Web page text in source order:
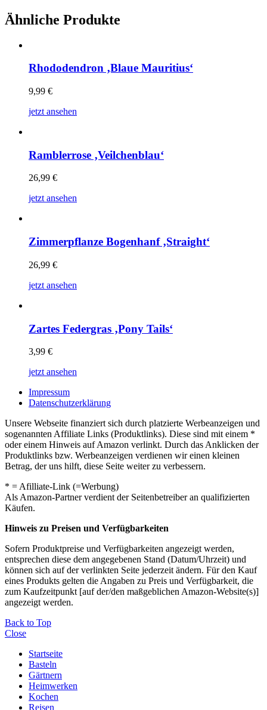
Ähnliche Produkte
Rhododendron ‚Blaue Mauritius‘
9,99 €
jetzt ansehen
Ramblerrose ‚Veilchenblau‘
26,99 €
jetzt ansehen
Zimmerpflanze Bogenhanf ‚Straight‘
26,99 €
jetzt ansehen
Zartes Federgras ‚Pony Tails‘
3,99 €
jetzt ansehen
Impressum
Datenschutzerklärung
Unsere Webseite finanziert sich durch platzierte Werbeanzeigen und
sogenannten Affiliate Links (Produktlinks). Diese sind mit einem *
oder einem Hinweis auf Amazon verlinkt. Durch das Anklicken der
Produktlinks bzw. Werbeanzeigen verdienen wir einen kleinen
Betrag, der uns hilft, diese Seite weiter zu verbessern.
* = Afilliate-Link (=Werbung)
Als Amazon-Partner verdient der Seitenbetreiber an qualifizierten
Käufen.
Hinweis zu Preisen und Verfügbarkeiten
Sofern Produktpreise und Verfügbarkeiten angezeigt werden,
entsprechen diese dem angegebenen Stand (Datum/Uhrzeit) und
können sich auf der verlinkten Seite jederzeit ändern. Für den Kauf
eines Produkts gelten die Angaben zu Preis und Verfügbarkeit, die
zum Kaufzeitpunkt [auf der/den maßgeblichen Amazon-Website(s)]
angezeigt werden.
Back to Top
Close
Startseite
Basteln
Gärtnern
Heimwerken
Kochen
Reisen